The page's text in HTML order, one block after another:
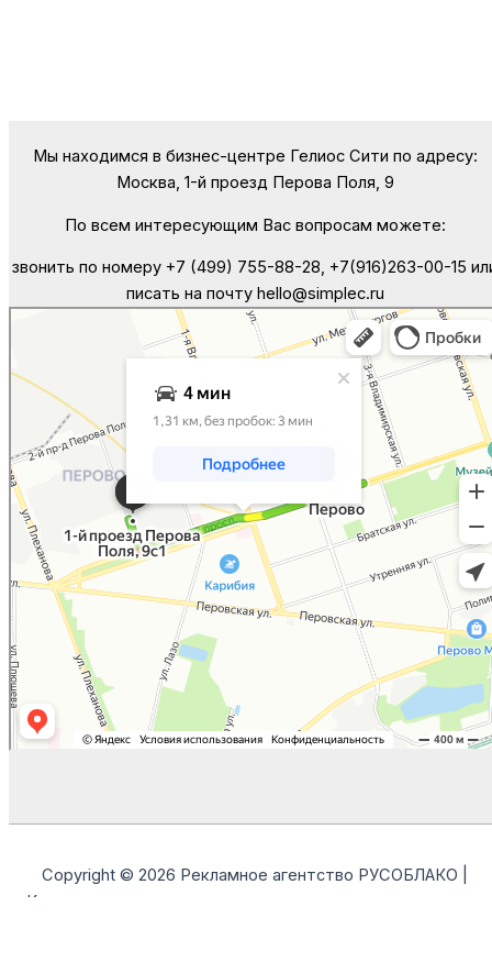
Мы находимся в бизнес-центре Гелиос Сити по адресу:
Москва, 1-й проезд Перова Поля, 9
По всем интересующим Вас вопросам можете:
звонить по номеру +7 (499) 755-88-28, +7(916)263-00-15
писать на почту hello@simplec.ru
Copyright © 2026 Рекламное агентство РУСОБЛАКО |
Контекстная, таргетированная реклама и продвижение в